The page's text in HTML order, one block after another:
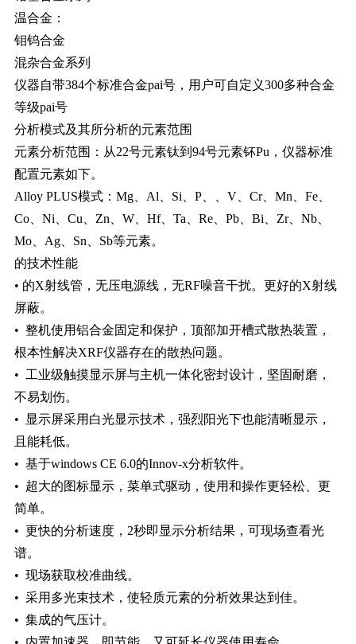
温合金：
钼钨合金
混杂合金系列
仪器自带384个标准合金pai号，用户可自定义300多种合金
等级pai号
分析模式及其所分析的元素范围
元素分析范围：从22号元素钛到94号元素钚Pu，仪器标准
配置元素如下。
Alloy PLUS模式：Mg、Al、Si、P、、V、Cr、Mn、Fe、
Co、Ni、Cu、Zn、W、Hf、Ta、Re、Pb、Bi、Zr、Nb、
Mo、Ag、Sn、Sb等元素。
的技术性能
• 的X射线管，无压电源线，无RF噪音干扰。更好的X射线
屏蔽。
• 整机使用铝合金固定和保护，顶部加开槽式散热装置，
根本性解决XRF仪器存在的散热问题。
• 工业级触摸显示屏与主机一体化密封设计，坚固耐磨，
不易划伤。
• 显示屏采用白光显示技术，强烈阳光下也能清晰显示，
且能耗低。
• 基于windows CE 6.0的Innov-x分析软件。
• 超大的图标显示，菜单式驱动，使用和操作更轻松、更
简单。
• 更快的分析速度，2秒即显示分析结果，可现场查看光
谱。
• 现场获取校准曲线。
• 采用多光束技术，使轻质元素的分析效果达到佳。
• 集成的气压计。